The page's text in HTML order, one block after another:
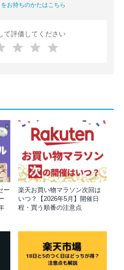
お持ちのかたはこちら
て評価してください
ー
楽天お買い物マラソン次回は
いつ？【2026年5月】開催日
程・買う順番の注意点